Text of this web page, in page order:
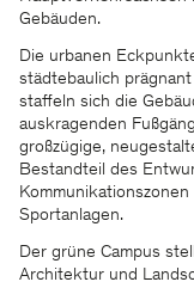
Gebäuden.
Die urbanen
städtebaulich
staffeln sich die
auskragenden
großzügige,
Bestandteil des
Sportanlagen.
Der grüne Campus
Architektur und